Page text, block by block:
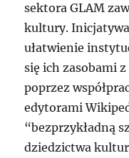
sektora GLAM
kultury.
ułatwienie
się ich zasobami
poprzez
edytorami
“bezprzykładną
dziedzictwa